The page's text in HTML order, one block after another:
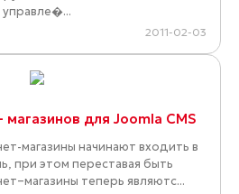
управле�...
2011-02-03
для Joomla CMS
магазины начинают входить в
при этом переставая быть
теперь являютс...